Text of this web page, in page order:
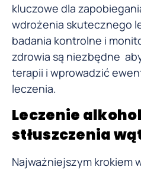
kluczowe dla
wdrożenia skutecznego
badania kontrolne i
zdrowia są niezbędne
terapii i wprowadzić
leczenia.
Leczenie
stłuszczenia
Najważniejszym krokiem